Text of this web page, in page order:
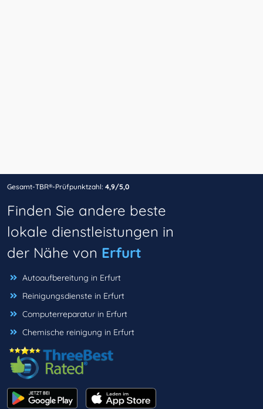
Gesamt-TBR®-Prüfpunktzahl: 4,9/5,0
Finden Sie andere beste
lokale dienstleistungen in
der Nähe von Erfurt
Autoaufbereitung in Erfurt
Reinigungsdienste in Erfurt
Computerreparatur in Erfurt
Chemische reinigung in Erfurt